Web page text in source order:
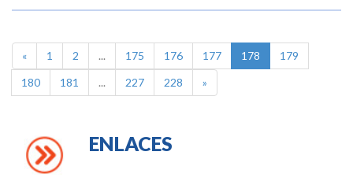
« 1 2 ... 175 176 177 178
179
180
181 ... 227 228 »
ENLACES